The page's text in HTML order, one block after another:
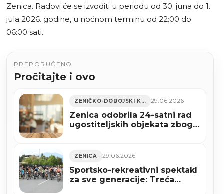
Zenica. Radovi će se izvoditi u periodu od 30. juna do 1.
jula 2026. godine, u noćnom terminu od 22:00 do
06:00 sati.
PREPORUČENO
Pročitajte i ovo
ZENIČKO-DOBOJSKI KANTON 29.06.2026
Zenica odobrila 24-satni rad
ugostiteljskih objekata zbog
ZENICA 29.06.2026
Sportsko-rekreativni spektakl
za sve generacije: Treća